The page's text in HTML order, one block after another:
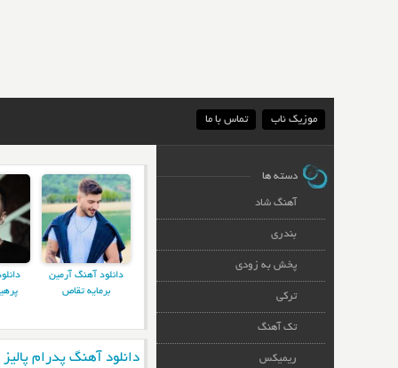
موزیک ناب تماس با ما
دانلود آهنگ آرمین
برمایه تقاص
دانلود آهنگ پدرام
دسته ها
آهنگ شاد
بندری
پخش به زودی
ترکی
تک آهنگ
ریمیکس